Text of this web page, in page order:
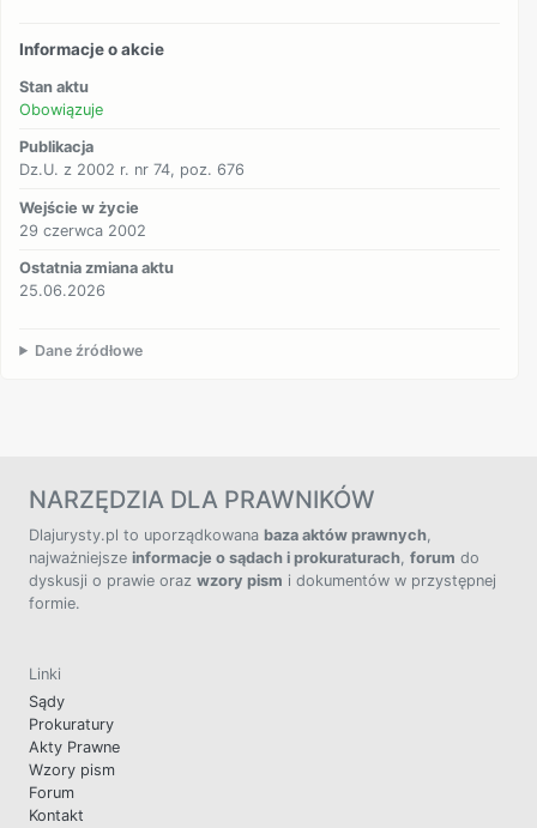
Informacje o akcie
Stan aktu
Obowiązuje
Publikacja
Dz.U. z 2002 r. nr 74, poz. 676
Wejście w życie
29 czerwca 2002
Ostatnia zmiana aktu
25.06.2026
Dane źródłowe
NARZĘDZIA DLA PRAWNIKÓW
Dlajurysty.pl to uporządkowana baza aktów prawnych,
najważniejsze informacje o sądach i prokuraturach, forum do
dyskusji o prawie oraz wzory pism i dokumentów w przystępnej
formie.
Linki
Sądy
Prokuratury
Akty Prawne
Wzory pism
Forum
Kontakt